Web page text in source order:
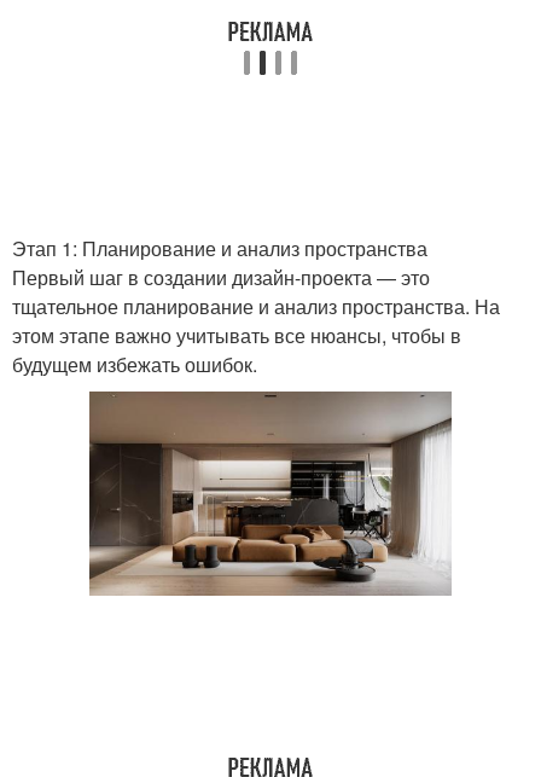
Этап 1: Планирование и анализ пространства
Первый шаг в создании дизайн-проекта — это
тщательное планирование и анализ пространства. На
этом этапе важно учитывать все нюансы, чтобы в
будущем избежать ошибок.